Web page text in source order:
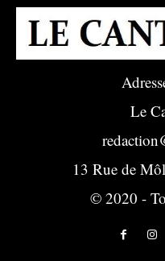
Le
13 Rue de
© 2020 -